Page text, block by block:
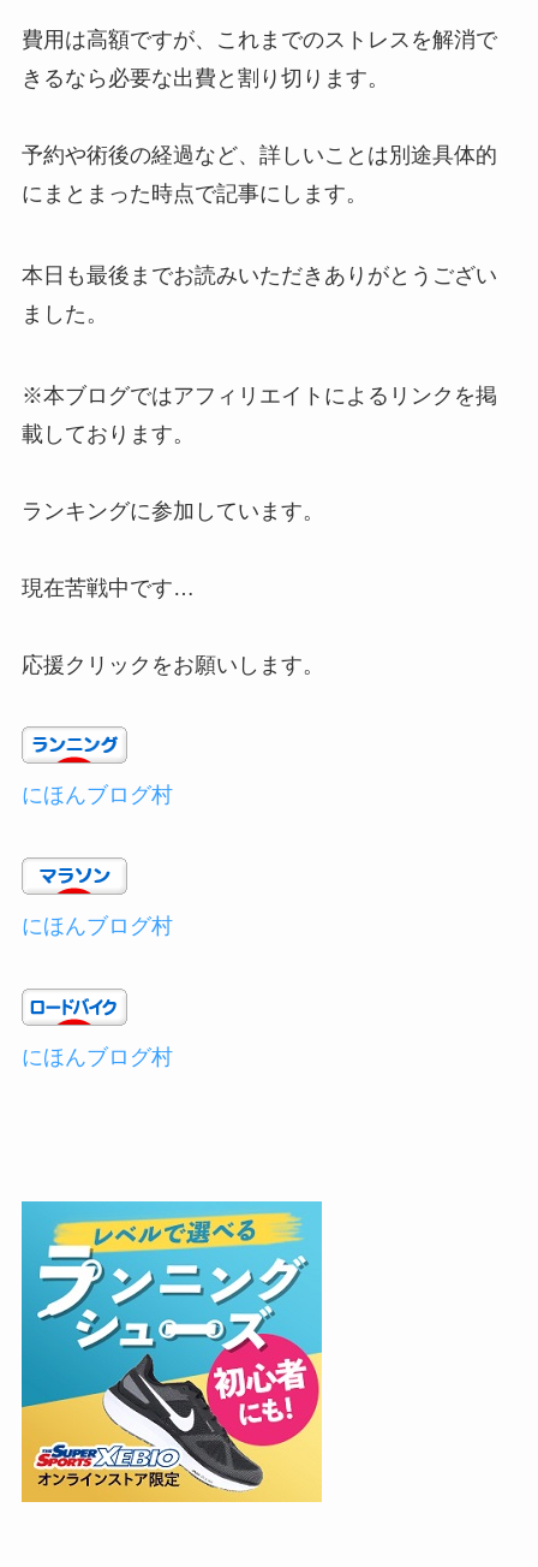
費用は高額ですが、これまでのストレスを解消で
きるなら必要な出費と割り切ります。
予約や術後の経過など、詳しいことは別途具体的
にまとまった時点で記事にします。
本日も最後までお読みいただきありがとうござい
ました。
※本ブログではアフィリエイトによるリンクを掲
載しております。
ランキングに参加しています。
現在苦戦中です…
応援クリックをお願いします。
にほんブログ村
にほんブログ村
にほんブログ村